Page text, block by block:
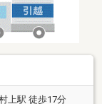
上駅 徒歩17分